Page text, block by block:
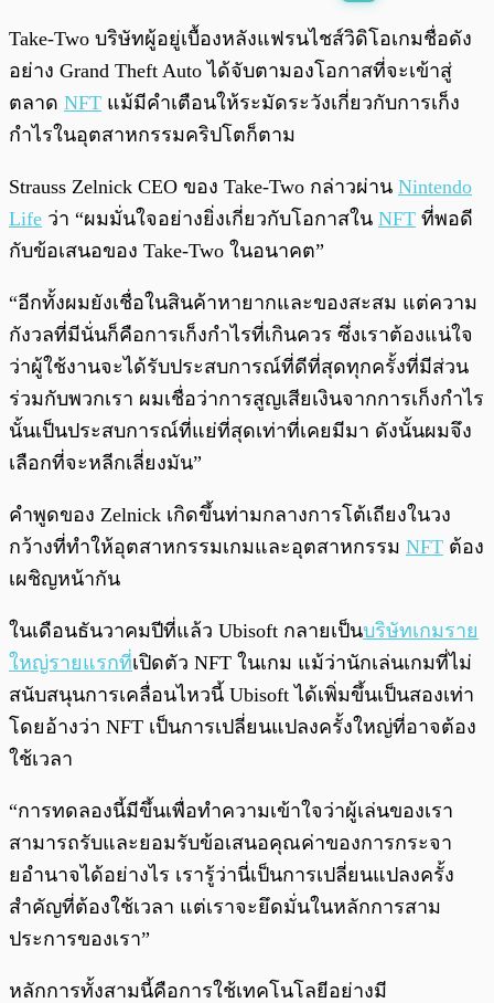
พร้อมเล่น 0:00 0:00
Take-Two บริษัทผู้อยู่เบื้องหลังแฟรนไชส์วิดิโอเกมชื่อดัง
อย่าง Grand Theft Auto ได้จับตามองโอกาสที่จะเข้าสู่
ตลาด NFT แม้มีคำเตือนให้ระมัดระวังเกี่ยวกับการเก็ง
กำไรในอุตสาหกรรมคริปโตก็ตาม
Strauss Zelnick CEO ของ Take-Two กล่าวผ่าน Nintendo
Life ว่า “ผมมั่นใจอย่างยิ่งเกี่ยวกับโอกาสใน NFT ที่พอดี
กับข้อเสนอของ Take-Two ในอนาคต”
“อีกทั้งผมยังเชื่อในสินค้าหายากและของสะสม แต่ความ
กังวลที่มีนั่นก็คือการเก็งกำไรที่เกินควร ซึ่งเราต้องแน่ใจ
ว่าผู้ใช้งานจะได้รับประสบการณ์ที่ดีที่สุดทุกครั้งที่มีส่วน
ร่วมกับพวกเรา ผมเชื่อว่าการสูญเสียเงินจากการเก็งกำไร
นั้นเป็นประสบการณ์ที่แย่ที่สุดเท่าที่เคยมีมา ดังนั้นผมจึง
เลือกที่จะหลีกเลี่ยงมัน”
คำพูดของ Zelnick เกิดขึ้นท่ามกลางการโต้เถียงในวง
กว้างที่ทำให้อุตสาหกรรมเกมและอุตสาหกรรม NFT ต้อง
เผชิญหน้ากัน
ในเดือนธันวาคมปีที่แล้ว Ubisoft กลายเป็นบริษัทเกมราย
ใหญ่รายแรกที่เปิดตัว NFT ในเกม แม้ว่านักเล่นเกมที่ไม่
สนับสนุนการเคลื่อนไหวนี้ Ubisoft ได้เพิ่มขึ้นเป็นสองเท่า
โดยอ้างว่า NFT เป็นการเปลี่ยนแปลงครั้งใหญ่ที่อาจต้อง
ใช้เวลา
“การทดลองนี้มีขึ้นเพื่อทำความเข้าใจว่าผู้เล่นของเรา
สามารถรับและยอมรับข้อเสนอคุณค่าของการกระจา
ยอำนาจได้อย่างไร เรารู้ว่านี่เป็นการเปลี่ยนแปลงครั้ง
สำคัญที่ต้องใช้เวลา แต่เราจะยึดมั่นในหลักการสาม
ประการของเรา”
หลักการทั้งสามนี้คือการใช้เทคโนโลยีอย่างมี